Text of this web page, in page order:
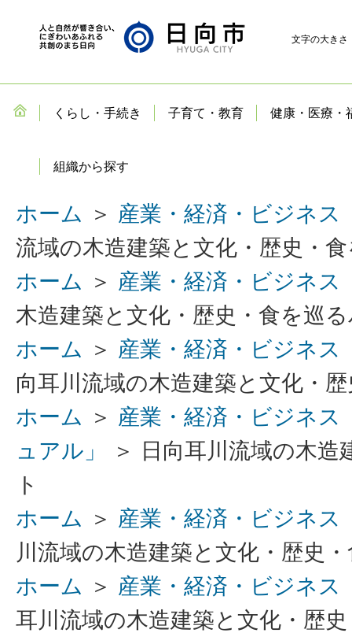
文字の大きさ
くらし・手続き 子育て・教育 健康・医療・
組織から探す
ホーム ＞ 産業・経済・ビジネス
流域の木造建築と文化・歴史・
ホーム
＞ 産業・経済・ビジネス
木造建築と文化・歴史・食を巡
ホーム
＞ 産業・経済・ビジネス
向耳川流域の木造建築と文化・
ホーム
＞ 産業・経済・ビジネス
ュアル」
＞ 日向耳川流域の木
ト
ホーム
＞ 産業・経済・ビジネス
川流域の木造建築と文化・歴史
ホーム
＞ 産業・経済・ビジネス
耳川流域の木造建築と文化・歴